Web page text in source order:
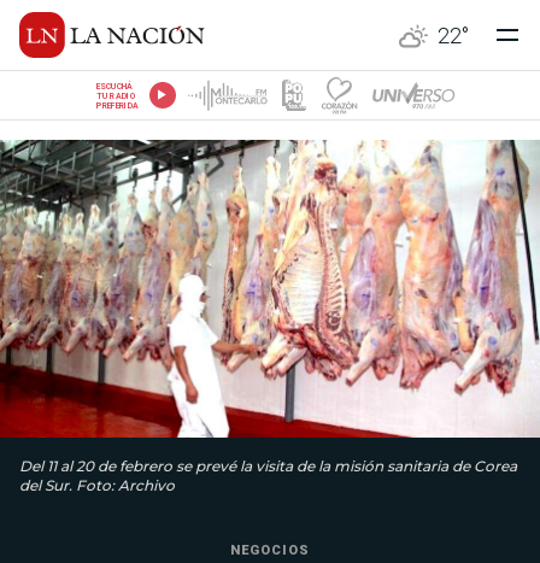
22°
ESCUCHÁ
TU RADIO
PREFERIDA
Del 11 al 20 de febrero se prevé la visita de la misión sanitaria de Corea
del Sur. Foto: Archivo
NEGOCIOS